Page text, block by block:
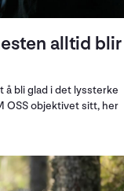
alltid blir
å bli glad i det lyssterke
OSS objektivet sitt, her